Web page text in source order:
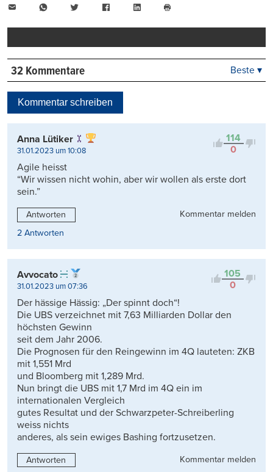
WhatsAppTwitter FacebookLinkedIn
drucken
32 Kommentare
Kontrovers
Beste ▾
Kommentar schreiben
114
0
Anna Lütiker
31.01.2023 um 10:08
Agile heisst
“Wir wissen nicht wohin, aber wir wollen als erste dort
sein.”
Antworten
Kommentar melden
2 Antworten
105
0
Avvocato
31.01.2023 um 07:36
Der hässige Hässig: „Der spinnt doch“!
Die UBS verzeichnet mit 7,63 Milliarden Dollar den
höchsten Gewinn
seit dem Jahr 2006.
Die Prognosen für den Reingewinn im 4Q lauteten: ZKB
mit 1,551 Mrd
und Bloomberg mit 1,289 Mrd.
Nun bringt die UBS mit 1,7 Mrd im 4Q ein im
internationalen Vergleich
gutes Resultat und der Schwarzpeter-Schreiberling
weiss nichts
anderes, als sein ewiges Bashing fortzusetzen.
Antworten
Kommentar melden